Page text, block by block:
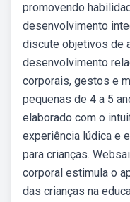
promovendo
desenvolvimento
discute objetivos de
desenvolvimento
corporais, gestos e
pequenas de 4 a 5
elaborado com o
experiência lúdica e
para crianças.
corporal estimula o
das crianças na